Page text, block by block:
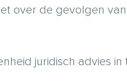
over de gevolgen
juridisch advies in